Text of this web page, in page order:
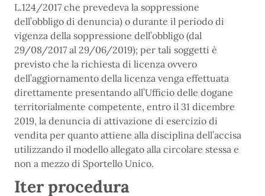
L.124/2017 che prevedeva la soppressione
dell’obbligo di denuncia) o durante il periodo di
vigenza della soppressione dell’obbligo (dal
29/08/2017 al 29/06/2019); per tali soggetti è
previsto che la richiesta di licenza ovvero
dell’aggiornamento della licenza venga effettuata
direttamente presentando all’Ufficio delle dogane
territorialmente competente, entro il 31 dicembre
2019, la denuncia di attivazione di esercizio di
vendita per quanto attiene alla disciplina dell’accisa
utilizzando il modello allegato alla circolare stessa e
non a mezzo di Sportello Unico.
Iter procedura